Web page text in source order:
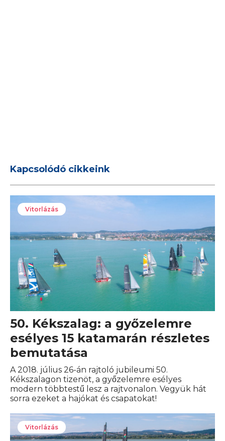
Kapcsolódó cikkeink
Vitorlázás
50. Kékszalag: a győzelemre
esélyes 15 katamarán részletes
bemutatása
A 2018. július 26-án rajtoló jubileumi 50.
Kékszalagon tizenöt, a győzelemre esélyes
modern többtestű lesz a rajtvonalon. Vegyük hát
sorra ezeket a hajókat és csapatokat!
Vitorlázás